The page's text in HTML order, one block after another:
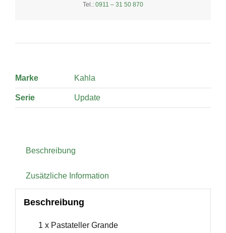
Tel.: 0911 – 31 50 870
Marke Kahla
Serie Update
Beschreibung
Zusätzliche Information
Beschreibung
1 x Pastateller Grande